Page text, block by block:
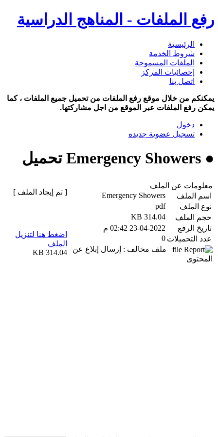
رفع الملفات - المناهج الدراسية
الرئيسية
شروط الخدمة
الملفات المسموحة
إحصائيات المركز
اتصل بنا
يمكنكم من خلال موقع رفع الملفات من تحميل جميع الملفات ، كما
يمكن رفع الملفات عبر الموقع من اجل مشاركتها.
دخول
تسجيل عضوية جديده
● Emergency Showers تحميل
معلومات عن الملف
اسم الملف
Emergency Showers
نوع الملف
pdf
حجم الملف
314.04 KB
تاريخ الرفع
23-04-2022 02:42 م
عدد التحميلات 0
ملف مخالف : إرسال إبلاغ عن
المحتوى
[ تم إيجاد الملف ]
اضغط هنا لتنزيل
الملف
314.04 KB